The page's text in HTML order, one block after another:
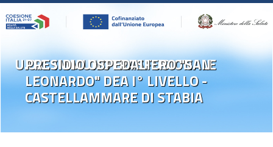
U.O.C. IMMUNOTRASFUSIONALE
PRESIDIO OSPEDALIERO "SAN
LEONARDO" DEA I° LIVELLO -
CASTELLAMMARE DI STABIA